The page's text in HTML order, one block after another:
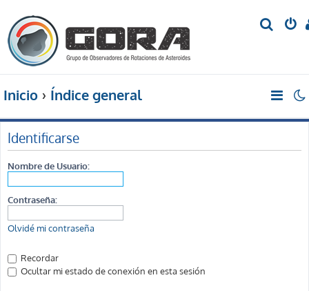
r
Inicio Índice general
Identificarse
Nombre de Usuario:
Contraseña:
Olvidé mi contraseña
Recordar
Ocultar mi estado de conexión en esta sesión